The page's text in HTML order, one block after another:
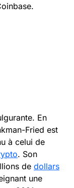
En
Fried est
à celui de
. Son
de dollars
une